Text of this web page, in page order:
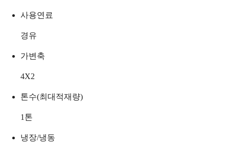
사용연료
경유
가변축
4X2
톤수(최대적재량)
1 톤
냉장/냉동